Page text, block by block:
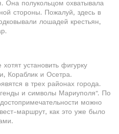
Она полукольцом охватывала
стороны. Пожалуй, здесь в
лошадей крестьян,
установить фигурку
Кораблик и Осетра.
в трех районах города.
и символы Мариуполя". По
можно
маршрут, как это уже было